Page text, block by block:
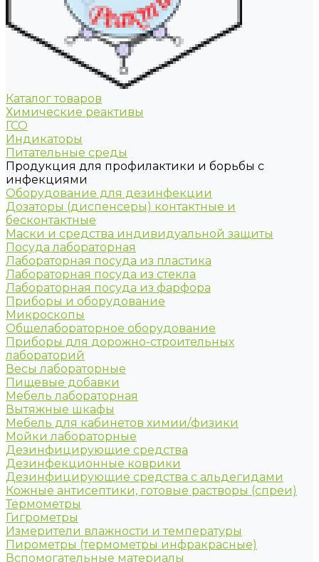
Каталог товаров
Химические реактивы
ГСО
Индикаторы
Питательные среды
Продукция для профилактики и борьбы с
инфекциями
Оборудование для дезинфекции
Дозаторы (диспенсеры) контактные и
бесконтактные
Маски и средства индивидуальной защиты
Посуда лабораторная
Лабораторная посуда из пластика
Лабораторная посуда из стекла
Лабораторная посуда из фарфора
Приборы и оборудование
Микроскопы
Общелабораторное оборудование
Приборы для дорожно-строительных
лабораторий
Весы лабораторные
Пищевые добавки
Мебель лабораторная
Вытяжные шкафы
Мебель для кабинетов химии/физики
Мойки лабораторные
Дезинфицирующие средства
Дезинфекционные коврики
Дезинфицирующие средства с альдегидами
Кожные антисептики, готовые растворы (спреи)
Термометры
Гигрометры
Измерители влажности и температуры
Пирометры (термометры инфракрасные)
Вспомогательные материалы